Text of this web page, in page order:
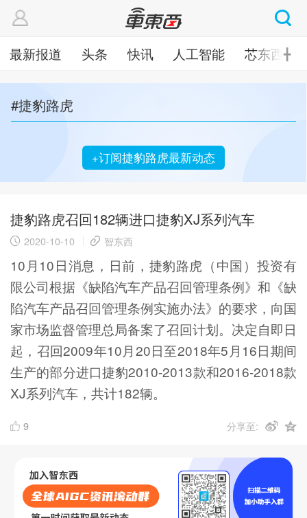
最新报道 头条 快讯 人工智能 芯东西 ╋
#捷豹路虎
+订阅捷豹路虎最新动态
捷豹路虎召回182辆进口捷豹XJ系列汽车
2020-10-10 智东西
10月10日消息，日前，捷豹路虎（中国）投资有
限公司根据《缺陷汽车产品召回管理条例》和《缺
陷汽车产品召回管理条例实施办法》的要求，向国
家市场监督管理总局备案了召回计划。决定自即日
起，召回2009年10月20日至2018年5月16日期间
生产的部分进口捷豹2010-2013款和2016-2018款
XJ系列汽车，共计182辆。
9 分享至: